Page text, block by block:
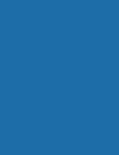
甲黑了，最后整个指甲
配图就OK了。
，感谢建议哈！